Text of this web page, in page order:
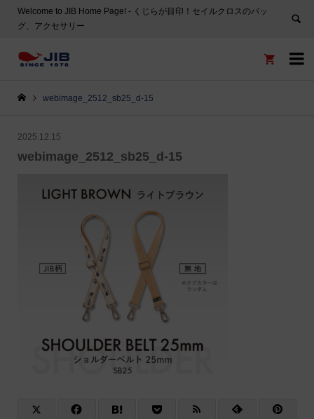
Welcome to JIB Home Page! ‐ くじらが目印！セイルクロスのバッ
グ、アクセサリー


webimage_2512_sb25_d-15
2025.12.15
webimage_2512_sb25_d-15